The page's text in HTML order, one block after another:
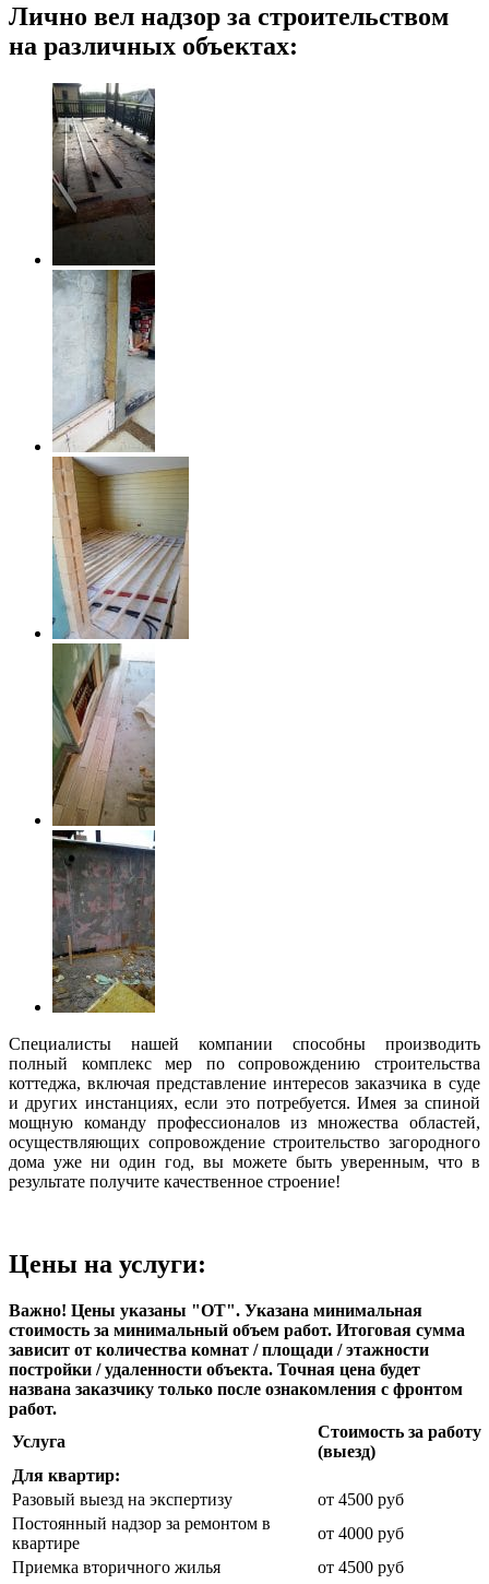
Лично вел надзор за строительством
на различных объектах:
Специалисты нашей компании способны производить
полный комплекс мер по сопровождению строительства
коттеджа, включая представление интересов заказчика в суде
и других инстанциях, если это потребуется. Имея за спиной
мощную команду профессионалов из множества областей,
осуществляющих сопровождение строительство загородного
дома уже ни один год, вы можете быть уверенным, что в
результате получите качественное строение!
Цены на услуги:
Важно! Цены указаны "ОТ". Указана минимальная
стоимость за минимальный объем работ. Итоговая сумма
зависит от количества комнат / площади / этажности
постройки / удаленности объекта. Точная цена будет
названа заказчику только после ознакомления с фронтом
работ.
Услуга
Стоимость за работу
(выезд)
Для квартир:
Разовый выезд на экспертизу
от 4500 руб
Постоянный надзор за ремонтом в
квартире
от 4000 руб
Приемка вторичного жилья
от 4500 руб